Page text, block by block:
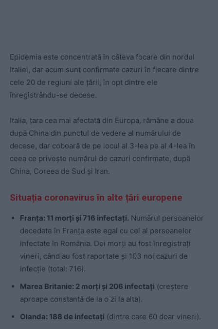
Epidemia este concentrată în câteva focare din nordul
Italiei, dar acum sunt confirmate cazuri în fiecare dintre
cele 20 de regiuni ale ţării, în opt dintre ele
înregistrându-se decese.
Italia, ţara cea mai afectată din Europa, rămâne a doua
după China din punctul de vedere al numărului de
decese, dar coboară de pe locul al 3-lea pe al 4-lea în
ceea ce priveşte numărul de cazuri confirmate, după
China, Coreea de Sud şi Iran.
Situația coronavirus în alte țări europene
Franța: 11 morți și 716 infectați. Numărul persoanelor
decedate în Franța este egal cu cel al persoanelor
infectate în România. Doi morți au fost înregistrați
vineri, când au fost raportate și 103 noi cazuri de
infecție (total: 716).
Marea Britanie: 2 morți și 206 infectați (creștere
aproape constantă de la o zi la alta).
Olanda: 188 de infectați (dintre care 60 doar vineri).